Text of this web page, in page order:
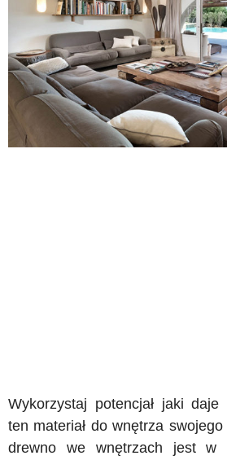
Wykorzystaj potencjał jaki daje
ten materiał do wnętrza
drewno we wnętrzach jest w